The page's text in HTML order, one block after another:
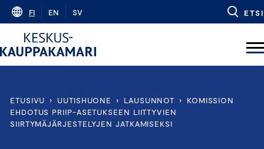
Skip
content
FI EN SV ETSI
ETUSIVU › UUTISHUONE › LAUSUNNOT ›
KOMISSION
EHDOTUS PRIIP-ASETUKSEEN LIITTYVIEN
SIIRTYMÄJÄRJESTELYJEN JATKAMISEKSI